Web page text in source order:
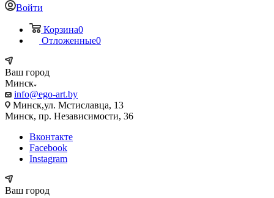
Войти
Корзина0
Отложенные0
Ваш город
Минск
info@ego-art.by
Минск,ул. Мстиславца, 13
Минск, пр. Независимости, 36
Вконтакте
Facebook
Instagram
Ваш город